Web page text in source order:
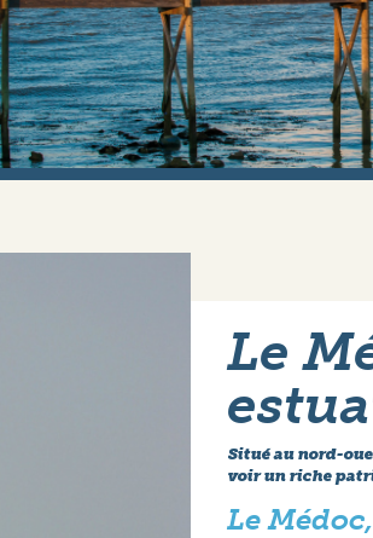
Le
Situé au nord-
voir un riche
Le